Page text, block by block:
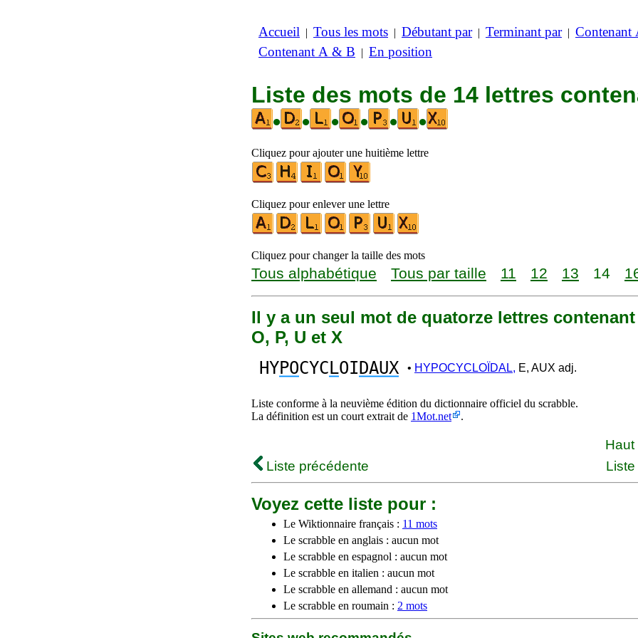
Accueil | Tous les mots | Débutant par| Terminant par| Contenant
Contenant A & B | En position
Liste des mots de 14 lettres
•
• • • • •
Cliquez pour ajouter une huitième lettre
Cliquez pour enlever une lettre
Cliquez pour changer la taille des mots
Tous alphabétique Tous par taille 11 12 13 14
Il y a un seul mot de quatorze lettres contenant
O, P, U et X
HYPOCYC LOI DAUX • HYPOCYCLOÏDAL, E, AUX adj.
Liste conforme à la neuvième édition du dictionnaire officiel du scrabble.
La définition est un court extrait de 1Mot.net .
Haut
Liste précédente
Voyez cette liste pour :
Le Wiktionnaire français : 11 mots
Le scrabble en anglais : aucun mot
Le scrabble en espagnol : aucun mot
Le scrabble en italien : aucun mot
Le scrabble en allemand : aucun mot
Le scrabble en roumain : 2 mots